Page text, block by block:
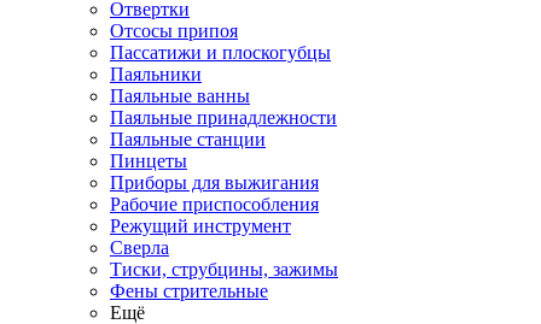
Отвертки
Отсосы припоя
Пассатижи и плоскогубцы
Паяльники
Паяльные ванны
Паяльные принадлежности
Паяльные станции
Пинцеты
Приборы для выжигания
Рабочие приспособления
Режущий инструмент
Сверла
Тиски, струбцины, зажимы
Фены стрительные
Ещё